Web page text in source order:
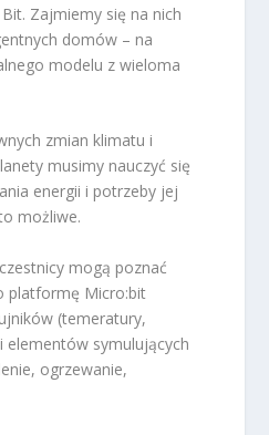
Zajmiemy się na nich
domów – na
modelu z wieloma
zmian klimatu i
musimy nauczyć się
energii i potrzeby jej
możliwe.
mogą poznać
platformę Micro:bit
(temeratury,
symulujących
ogrzewanie,